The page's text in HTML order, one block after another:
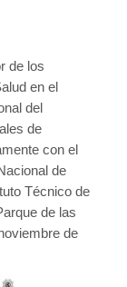
de los
en el
del
de
con el
de
Técnico de
de las
de